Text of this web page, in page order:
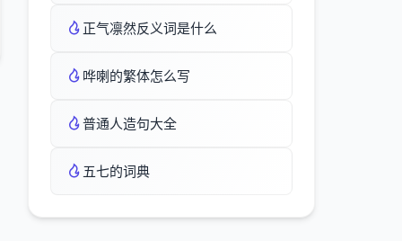
正气凛然反义词是什么
哗喇的繁体怎么写
普通人造句大全
五七的词典